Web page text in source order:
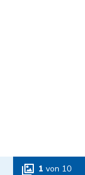
1 von 10